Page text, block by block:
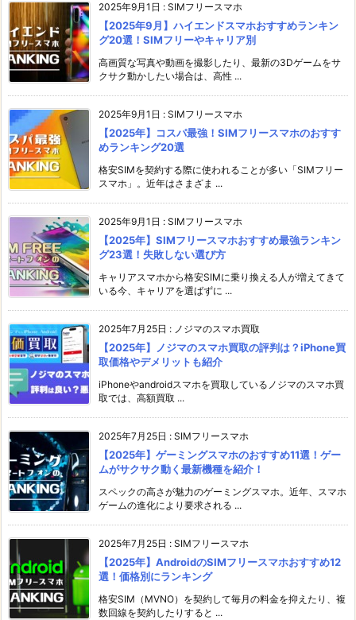
2025年9月1日 : SIMフリースマホ
【2025年9月】ハイエンドスマホおすすめランキン
グ20選！SIMフリーやキャリア別
高画質な写真や動画を撮影したり、最新の3Dゲームをサ
クサク動かしたい場合は、高性 ...
2025年9月1日 : SIMフリースマホ
【2025年】コスパ最強！SIMフリースマホのおすす
めランキング20選
格安SIMを契約する際に使われることが多い「SIMフリー
スマホ」。近年はさまざま ...
2025年9月1日 : SIMフリースマホ
【2025年】SIMフリースマホおすすめ最強ランキン
グ23選！失敗しない選び方
キャリアスマホから格安SIMに乗り換える人が増えてきて
いる今、キャリアを選ばずに ...
2025年7月25日 : ノジマのスマホ買取
【2025年】ノジマのスマホ買取の評判は？iPhone買
取価格やデメリットも紹介
iPhoneやandroidスマホを買取しているノジマのスマホ買
取では、高額買取 ...
2025年7月25日 : SIMフリースマホ
【2025年】ゲーミングスマホのおすすめ11選！ゲー
ムがサクサク動く最新機種を紹介！
スペックの高さが魅力のゲーミングスマホ。近年、スマホ
ゲームの進化により要求される ...
2025年7月25日 : SIMフリースマホ
【2025年】AndroidのSIMフリースマホおすすめ12
選！価格別にランキング
格安SIM（MVNO）を契約して毎月の料金を抑えたり、複
数回線を契約したりすると ...